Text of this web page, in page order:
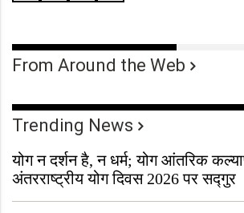
From Around the Web
Trending News
योग न दर्शन है, न धर्म; योग आंतरिक
अंतरराष्ट्रीय योग दिवस 2026 पर सद्गुर